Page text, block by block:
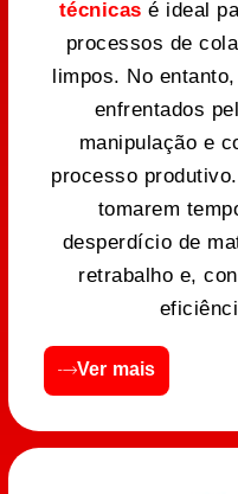
técnicas é ideal
processos de
limpos. No
enfrentados
manipulação e
processo
tomarem
desperdício de
retrabalho e,
Ver mais